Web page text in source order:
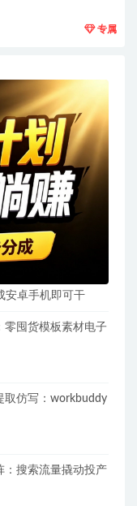
专属
安卓手机即可干
零囤货模板素材电子
取仿写：workbuddy
：搜索流量撬动投产